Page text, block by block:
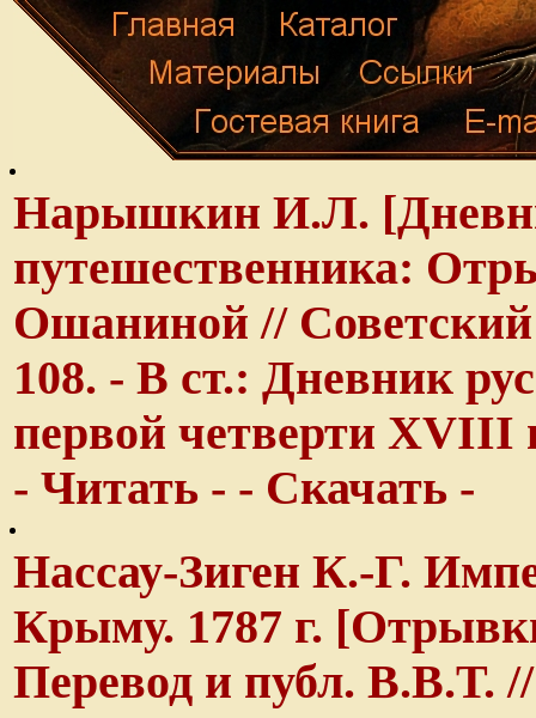
Нарышкин И.Л.
путешественника:
Ошаниной //
108. - В ст.: Дневник
первой четверти XVIII
- Читать - - Скачать -
Нассау-Зиген К.-Г.
Крыму. 1787 г.
Перевод и публ. В.В.Т.